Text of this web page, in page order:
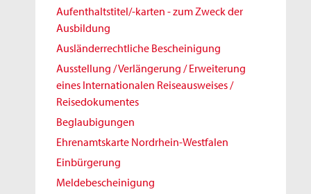
Aufenthaltstitel/-karten - zum Zweck der
Ausbildung
Ausländerrechtliche Bescheinigung
Ausstellung / Verlängerung / Erweiterung
eines Internationalen Reiseausweises /
Reisedokumentes
Beglaubigungen
Ehrenamtskarte Nordrhein-Westfalen
Einbürgerung
Meldebescheinigung